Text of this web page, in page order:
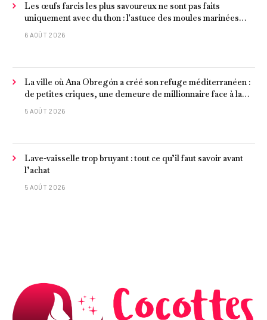
Les œufs farcis les plus savoureux ne sont pas faits
uniquement avec du thon : l'astuce des moules marinées
pour les rendre beaucoup plus juteux
6 AOÛT 2026
La ville où Ana Obregón a créé son refuge méditerranéen :
de petites criques, une demeure de millionnaire face à la
mer et les meilleurs fruits de mer
5 AOÛT 2026
Lave-vaisselle trop bruyant : tout ce qu’il faut savoir avant
l’achat
5 AOÛT 2026